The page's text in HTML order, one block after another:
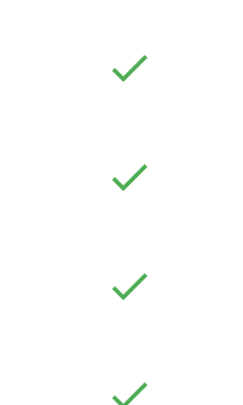
check
check
check
check